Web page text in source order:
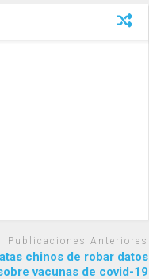
Publicaciones Anteriores
chinos de robar datos
vacunas de covid-19